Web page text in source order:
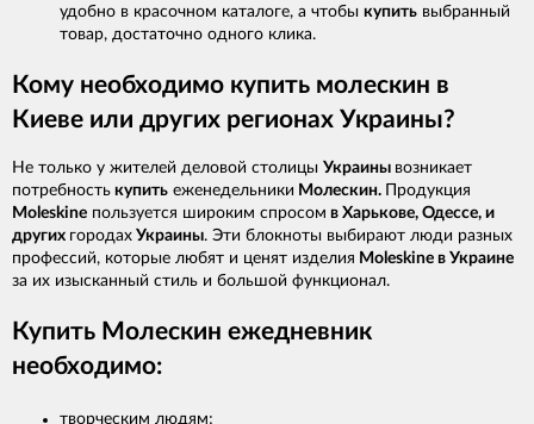
удобно в красочном каталоге, а чтобы купить выбранный
товар, достаточно одного клика.
Кому необходимо купить молескин в
Киеве или других регионах Украины?
Не только у жителей деловой столицы Украины возникает
потребность купить еженедельники Молескин.
Продукция
Moleskine пользуется широким спросом в Харькове, Одессе, и
других городах Украины. Эти блокноты выбирают люди разных
профессий, которые любят и ценят изделия Moleskine в Украине
за их изысканный стиль и большой функционал.
Купить Молескин ежедневник
необходимо:
творческим людям;